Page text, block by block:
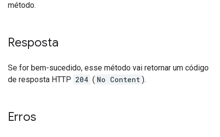
método.
Resposta
Se for bem-sucedido, esse método vai retornar um código
de resposta HTTP 204 ( No Content ).
Erros